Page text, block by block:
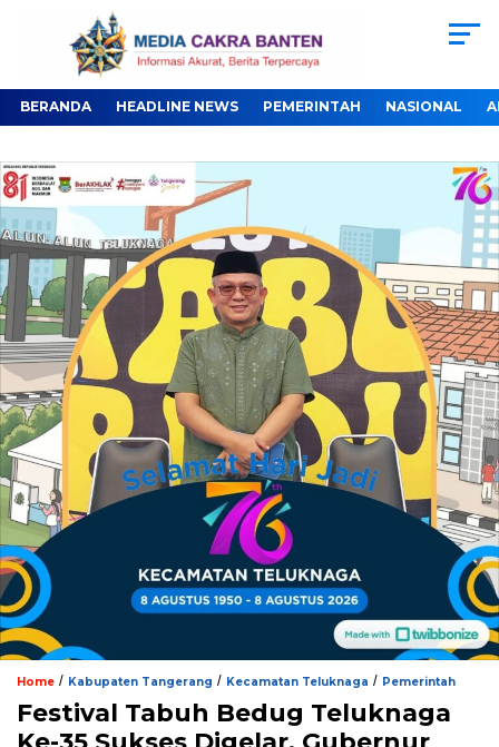
BERANDA HEADLINE NEWS PEMERINTAH NASIONAL
Home / Kabupaten Tangerang / Kecamatan Teluknaga / Pemerintah
Festival Tabuh Bedug Teluknaga